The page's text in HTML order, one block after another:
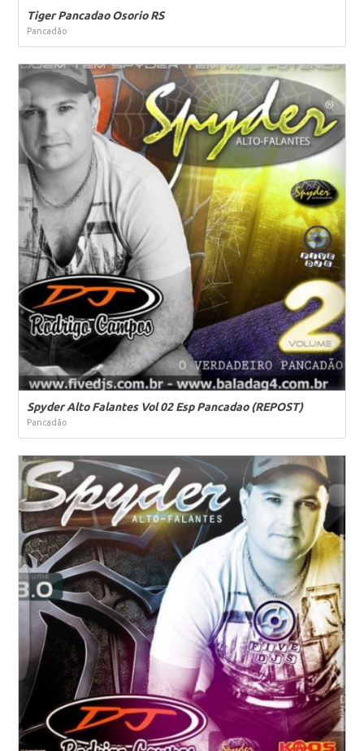
Tiger Pancadao Osorio RS
Pancadão
Spyder Alto Falantes Vol 02 Esp Pancadao (REPOST)
Pancadão